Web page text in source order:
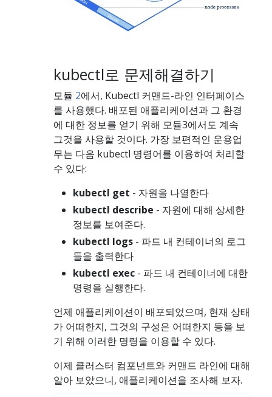
kubectl로 문제해결하기
모듈 2에서, Kubectl 커맨드-라인 인터페이스
를 사용했다. 배포된 애플리케이션과 그 환경
에 대한 정보를 얻기 위해 모듈3에서도 계속
그것을 사용할 것이다. 가장 보편적인 운용업
무는 다음 kubectl 명령어를 이용하여 처리할
수 있다:
kubectl get - 자원을 나열한다
kubectl describe - 자원에 대해 상세한
정보를 보여준다.
kubectl logs - 파드 내 컨테이너의 로그
들을 출력한다
kubectl exec - 파드 내 컨테이너에 대한
명령을 실행한다.
언제 애플리케이션이 배포되었으며, 현재 상태
가 어떠한지, 그것의 구성은 어떠한지 등을 보
기 위해 이러한 명령을 이용할 수 있다.
이제 클러스터 컴포넌트와 커맨드 라인에 대해
알아 보았으니, 애플리케이션을 조사해 보자.